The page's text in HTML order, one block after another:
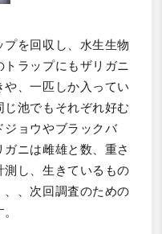
を回収し、水生生物
ラップにもザリガニ
、一匹しか入ってい
池でもそれぞれ好む
ョウやブラックバ
ニは雌雄と数、重さ
し、生きているもの
、次回調査のための